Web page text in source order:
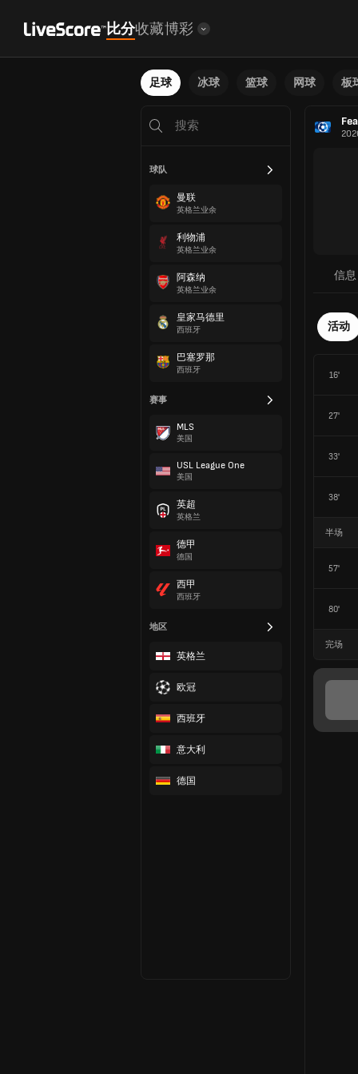
比分收藏博彩
足球 冰球 篮球 网球 板
球队
曼联
英格兰业余
利物浦
英格兰业余
阿森纳
英格兰业余
皇家马德里
西班牙
巴塞罗那
西班牙
赛事
MLS
美国
USL League One
美国
英超
英格兰
德甲
德国
西甲
西班牙
地区
英格兰
欧冠
西班牙
意大利
德国
信息
活动
16'
27'
33'
38'
半场
57'
80'
完场